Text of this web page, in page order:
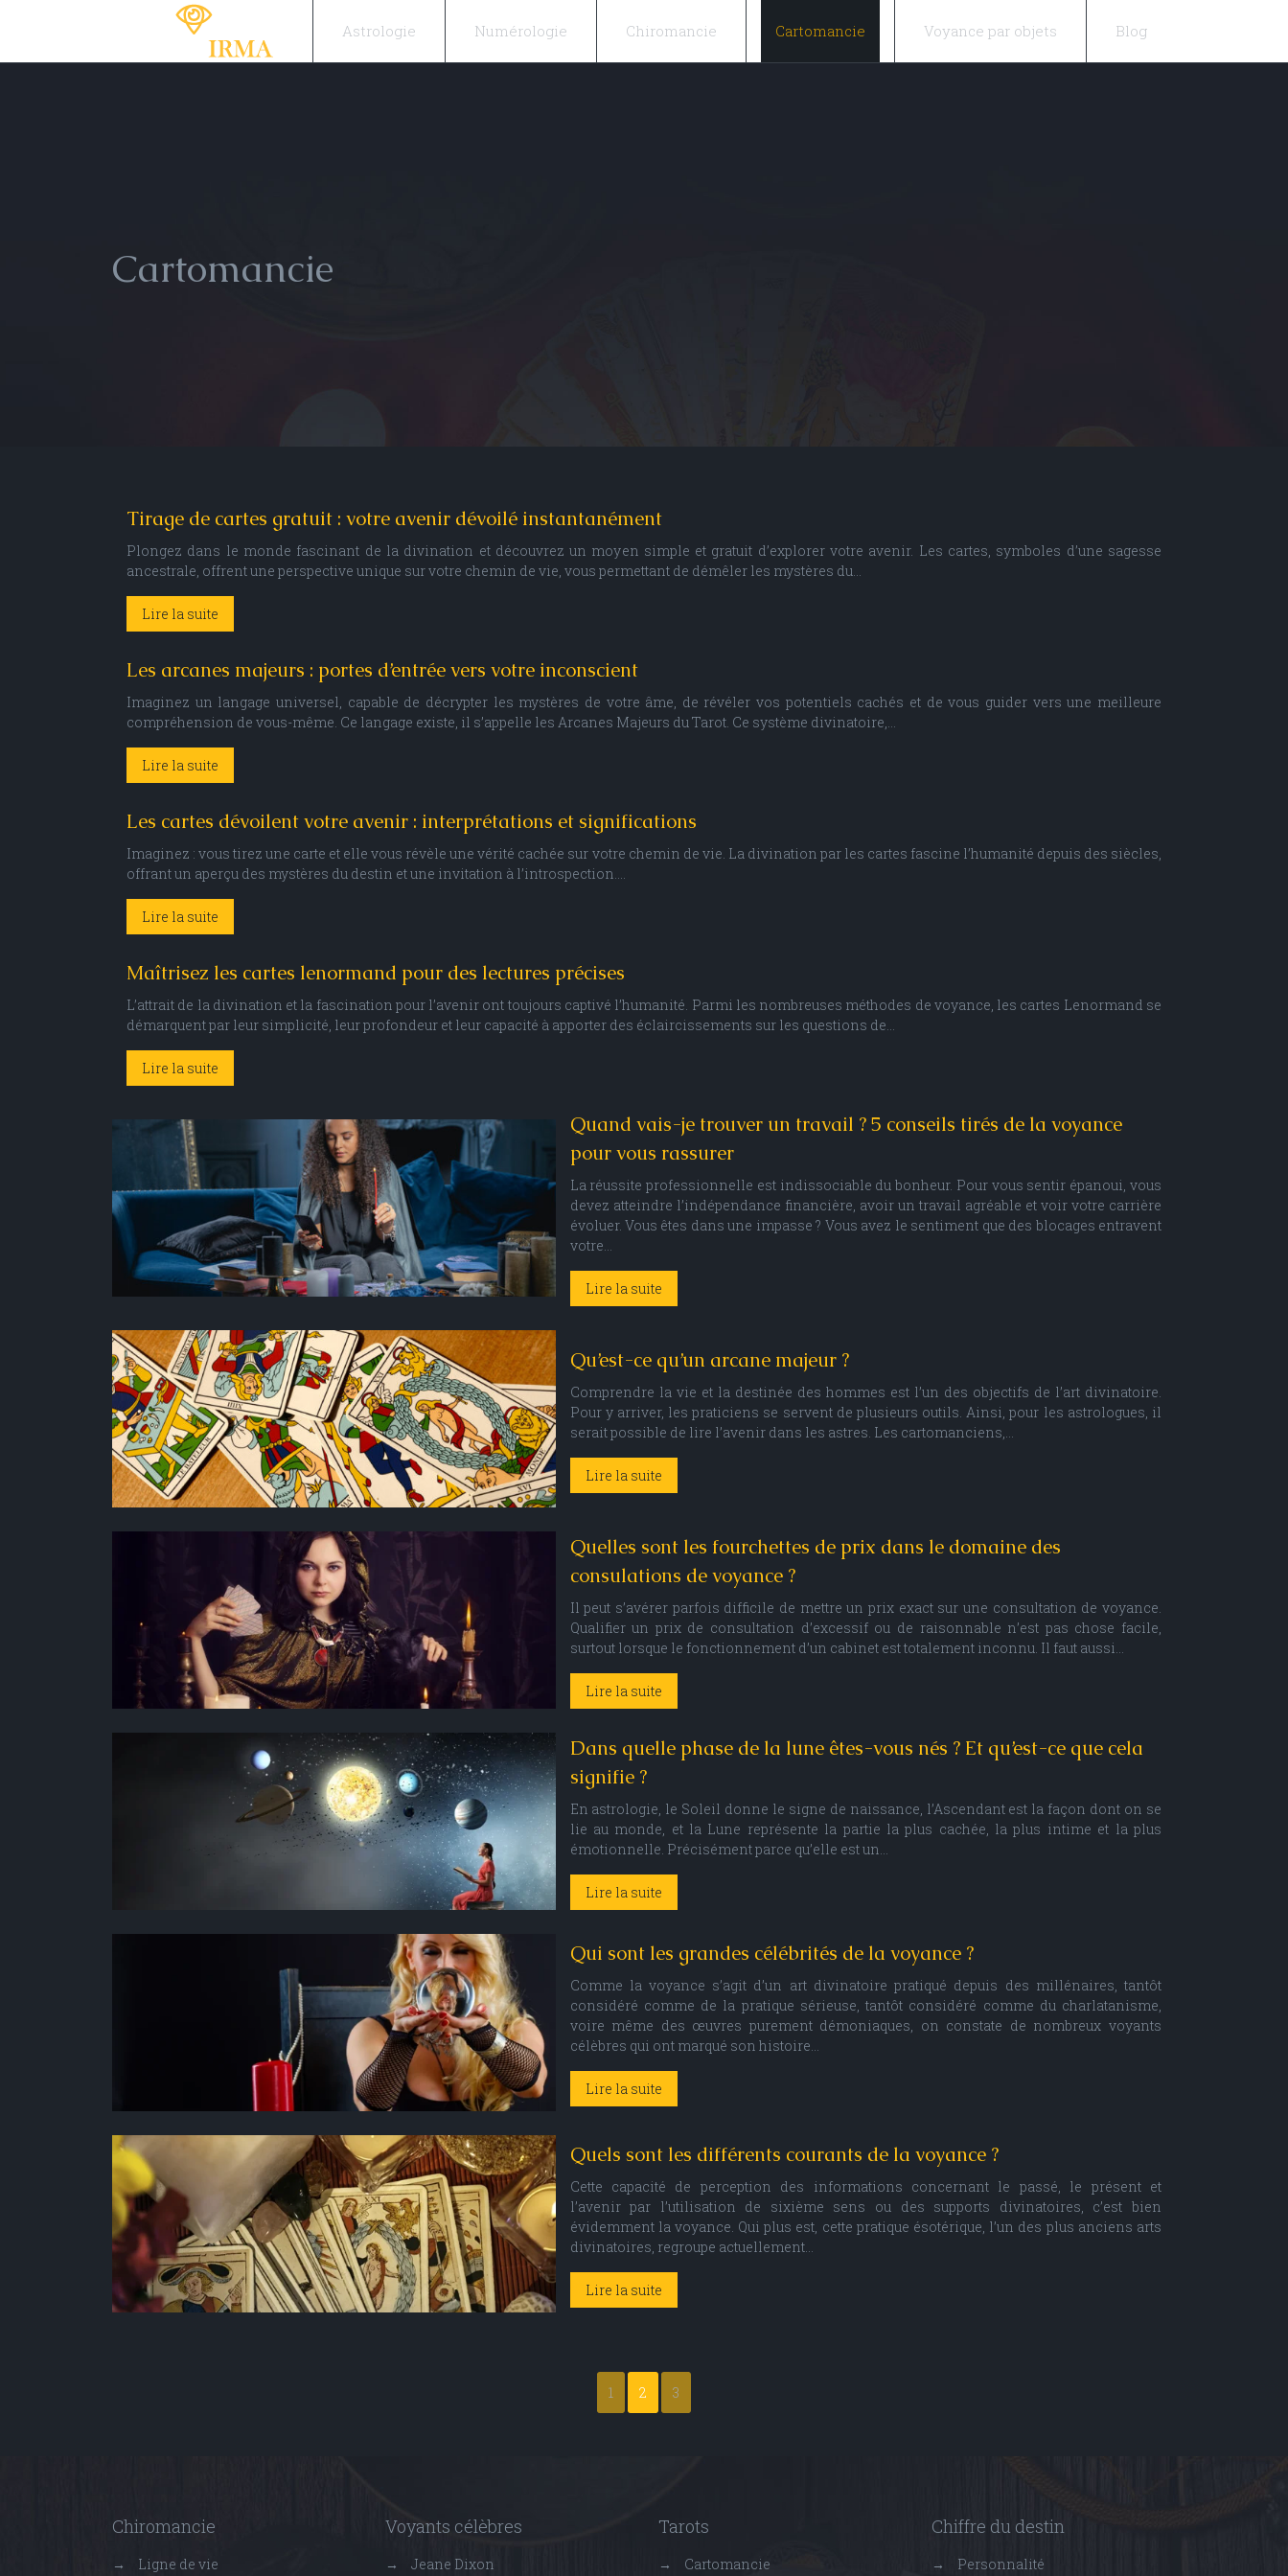
Astrologie Numérologie Chiromancie Cartomancie Voyance par objets Blog
Cartomancie
Tirage de cartes gratuit : votre avenir dévoilé instantanément
Plongez dans le monde fascinant de la divination et découvrez un moyen simple et gratuit d’explorer votre avenir. Les cartes, symboles d’une sagesse
ancestrale, offrent une perspective unique sur votre chemin de vie, vous permettant de démêler les mystères du…
Lire la suite
Les arcanes majeurs : portes d’entrée vers votre inconscient
Imaginez un langage universel, capable de décrypter les mystères de votre âme, de révéler vos potentiels cachés et de vous guider vers une meilleure
compréhension de vous-même. Ce langage existe, il s’appelle les Arcanes Majeurs du Tarot. Ce système divinatoire,…
Lire la suite
Les cartes dévoilent votre avenir : interprétations et significations
Imaginez : vous tirez une carte et elle vous révèle une vérité cachée sur votre chemin de vie. La divination par les cartes fascine l’humanité depuis des siècles,
offrant un aperçu des mystères du destin et une invitation à l’introspection….
Lire la suite
Maîtrisez les cartes lenormand pour des lectures précises
L’attrait de la divination et la fascination pour l’avenir ont toujours captivé l’humanité. Parmi les nombreuses méthodes de voyance, les cartes Lenormand se
démarquent par leur simplicité, leur profondeur et leur capacité à apporter des éclaircissements sur les questions de…
Lire la suite
Quand vais-je trouver un travail ? 5 conseils tirés de la voyance
pour vous rassurer
La réussite professionnelle est indissociable du bonheur. Pour vous sentir épanoui, vous
devez atteindre l’indépendance financière, avoir un travail agréable et voir votre carrière
évoluer. Vous êtes dans une impasse ? Vous avez le sentiment que des blocages entravent
votre…
Lire la suite
Qu’est-ce qu’un arcane majeur ?
Comprendre la vie et la destinée des hommes est l’un des objectifs de l’art divinatoire.
Pour y arriver, les praticiens se servent de plusieurs outils. Ainsi, pour les astrologues, il
serait possible de lire l’avenir dans les astres. Les cartomanciens,…
Lire la suite
Quelles sont les fourchettes de prix dans le domaine des
consulations de voyance ?
Il peut s’avérer parfois difficile de mettre un prix exact sur une consultation de voyance.
Qualifier un prix de consultation d’excessif ou de raisonnable n’est pas chose facile,
surtout lorsque le fonctionnement d’un cabinet est totalement inconnu. Il faut aussi…
Lire la suite
Dans quelle phase de la lune êtes-vous nés ? Et qu’est-ce que cela
signifie ?
En astrologie, le Soleil donne le signe de naissance, l’Ascendant est la façon dont on se
lie au monde, et la Lune représente la partie la plus cachée, la plus intime et la plus
émotionnelle. Précisément parce qu’elle est un…
Lire la suite
Qui sont les grandes célébrités de la voyance ?
Comme la voyance s’agit d’un art divinatoire pratiqué depuis des millénaires, tantôt
considéré comme de la pratique sérieuse, tantôt considéré comme du charlatanisme,
voire même des œuvres purement démoniaques, on constate de nombreux voyants
célèbres qui ont marqué son histoire…
Lire la suite
Quels sont les différents courants de la voyance ?
Cette capacité de perception des informations concernant le passé, le présent et
l’avenir par l’utilisation de sixième sens ou des supports divinatoires, c’est bien
évidemment la voyance. Qui plus est, cette pratique ésotérique, l’un des plus anciens arts
divinatoires, regroupe actuellement…
Lire la suite
1 2 3
Chiromancie
→ Ligne de vie
Voyants célèbres
→ Jeane Dixon
Tarots
→ Cartomancie
Chiffre du destin
→ Personnalité